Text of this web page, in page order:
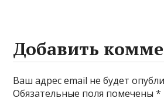
Добавить
Ваш адрес email не будет
Обязательные поля помечены*